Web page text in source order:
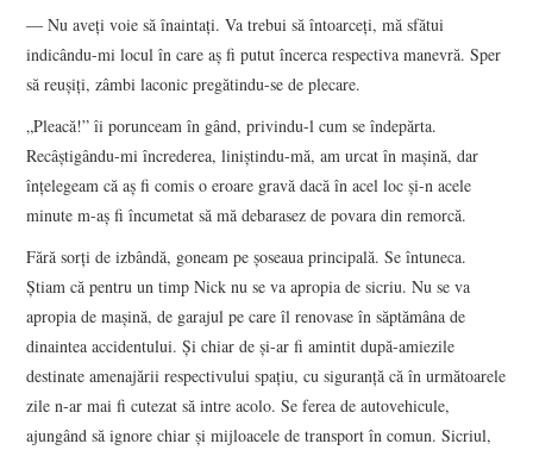
― Nu aveţi voie să înaintaţi. Va trebui să întoarceţi, mă sfătui
indicându-mi locul în care aş fi putut încerca respectiva manevră. Sper
să reuşiţi, zâmbi laconic pregătindu-se de plecare.
„Pleacă!” îi porunceam în gând, privindu-l cum se îndepărta.
Recâştigându-mi încrederea, liniştindu-mă, am urcat în maşină, dar
înţelegeam că aş fi comis o eroare gravă dacă în acel loc şi-n acele
minute m-aş fi încumetat să mă debarasez de povara din remorcă.
Fără sorţi de izbândă, goneam pe şoseaua principală. Se întuneca.
Ştiam că pentru un timp Nick nu se va apropia de sicriu. Nu se va
apropia de maşină, de garajul pe care îl renovase în săptămâna de
dinaintea accidentului. Şi chiar de şi-ar fi amintit după-amiezile
destinate amenajării respectivului spaţiu, cu siguranţă că în următoarele
zile n-ar mai fi cutezat să intre acolo. Se ferea de autovehicule,
ajungând să ignore chiar şi mijloacele de transport în comun. Sicriul,